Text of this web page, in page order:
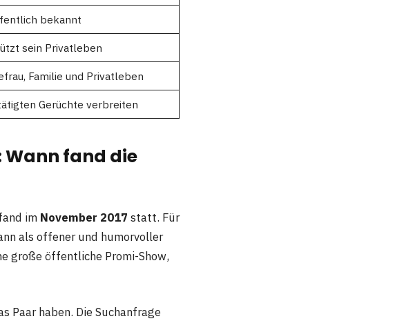
bekannt
sein Privatleben
Familie und Privatleben
Gerüchte verbreiten
Wann fand die
im November 2017 statt. Für
als offener und humorvoller
große öffentliche Promi-Show,
Paar haben. Die Suchanfrage